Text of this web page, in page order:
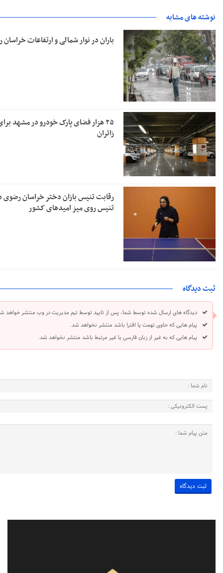
نوشته های مشابه
باران در نوار شمالی و ارتفاعات
۲۵ هزار فضای پارک خودرو در مشهد
زائران
رقابت تنیس بازان دختر خراسان رضوی
تنیس روی میز امیدهای کشور
ثبت دیدگاه
دیدگاه های ارسال شده توسط شما، پس از تایید توسط تیم مدیریت در وب منتشر خواهد
پیام هایی که حاوی تهمت یا افترا باشد منتشر نخواهد شد.
پیام هایی که به غیر از زبان فارسی یا غیر مرتبط باشد منتشر نخواهد شد.